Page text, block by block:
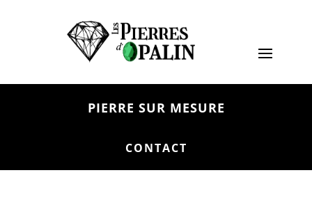
PIERRE SUR MESURE
CONTACT